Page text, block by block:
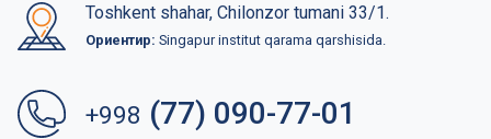
Toshkent shahar, Chilonzor tumani 33/1.
Ориентир: Singapur institut qarama qarshisida.
+998 (77) 090-77-01